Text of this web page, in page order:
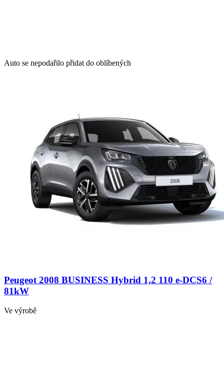
Auto se nepodařilo přidat do oblíbených
Peugeot 2008 BUSINESS Hybrid 1,2 110 e-DCS6 /
81kW
Ve výrobě